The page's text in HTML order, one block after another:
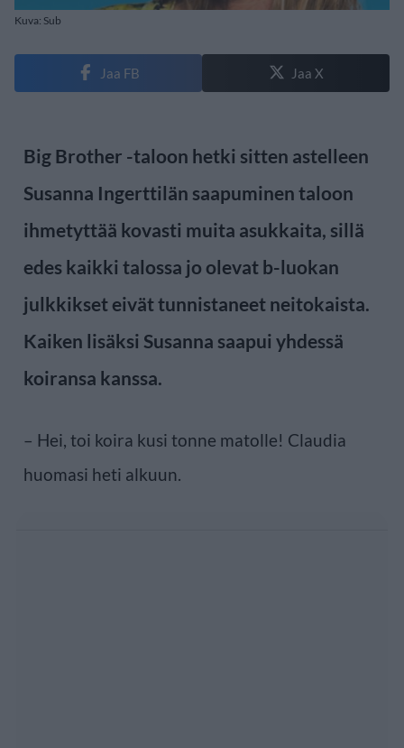
Kuva: Sub
Jaa FB Jaa X
Big Brother -taloon hetki sitten astelleen
Susanna Ingerttilän saapuminen taloon
ihmetyttää kovasti muita asukkaita, sillä
edes kaikki talossa jo olevat b-luokan
julkkikset eivät tunnistaneet neitokaista.
Kaiken lisäksi Susanna saapui yhdessä
koiransa kanssa.
– Hei, toi koira kusi tonne matolle! Claudia
huomasi heti alkuun.